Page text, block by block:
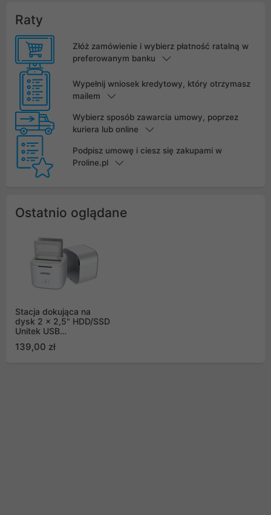
Raty
Złóż zamówienie i wybierz płatność ratalną w
preferowanym banku
Wypełnij wniosek kredytowy, który otrzymasz
mailem
Wybierz sposób zawarcia umowy, poprzez
kuriera lub online
Podpisz umowę i ciesz się zakupami w
Proline.pl
Ostatnio oglądane
Stacja dokująca na
dysk 2 x 2,5" HDD/SSD
Unitek USB
funkcją UASP 5 Gbps
139,00 zł